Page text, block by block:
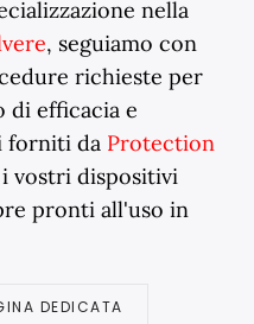
nella
, seguiamo con
richieste per
di efficacia e
forniti da Protection
vostri dispositivi
pronti all'uso in
DEDICATA